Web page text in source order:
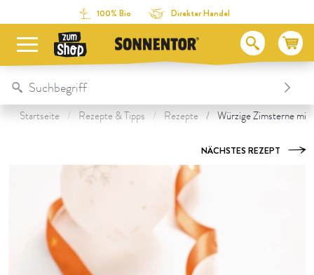
Direkt zum Inhalt
Zum Inhaltsverzeichnis
Direkt zum Menü 100% Bio Direkter Handel
Table Of Content
Unsere Produkte zum Rezept
Das könnte dir auch schmecken:
Startseite Rezepte & Tipps Rezepte Würzige Zimsterne mit
NÄCHSTES REZEPT